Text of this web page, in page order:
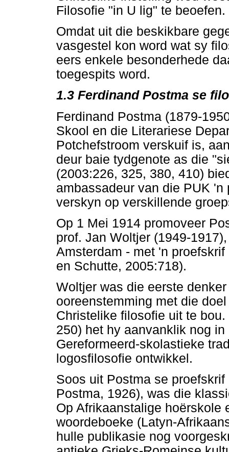
Filosofie "in U lig" te beoefen.
Omdat uit die beskikbare
vasgestel kon word wat sy
eers enkele besonderhede
toegespits word.
1.3 Ferdinand Postma se
Ferdinand Postma (1879-
Skool en die Literariese
Potchefstroom verskuif is,
deur baie tydgenote as die
(2003:226, 325, 380, 410)
ambassadeur van die PUK
verskyn op verskillende
Op 1 Mei 1914 promoveer
prof. Jan Woltjer (1949-
Amsterdam - met 'n
en Schutte, 2005:718).
Woltjer was die eerste
ooreenstemming met die
Christelike filosofie uit te
250) het hy aanvanklik nog
Gereformeerd-skolastieke
logosfilosofie ontwikkel.
Soos uit Postma se
Postma, 1926), was die
Op Afrikaanstalige hoërskole
woordeboeke (Latyn-
hulle publikasie nog